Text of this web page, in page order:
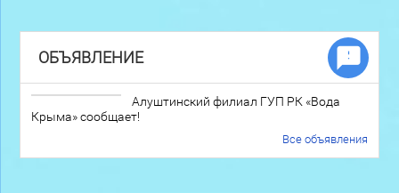
ОБЪЯВЛЕНИЕ
Алуштинский филиал ГУП РК «Вода
Крыма» сообщает!
Все объявления